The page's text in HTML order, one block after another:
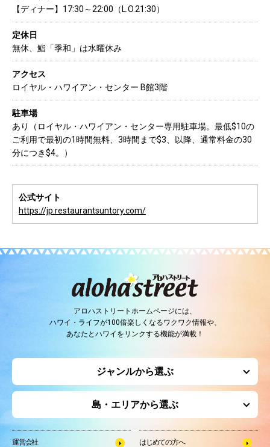
【ディナー】17:30～22:00（L.O.21:30）
定休日
無休、鮨「季和」は水曜休み
アクセス
ロイヤル・ハワイアン・センター B館3階
駐車場
あり（ロイヤル・ハワイアン・センター専用駐車場。最低$10の
ご利用で最初の1時間無料、3時間まで$3、以降、通常料金の30
分につき$4。）
公式サイト
https://jp.restaurantsuntory.com/
アロハストリートホームページには、
ハワイ・ライフが100倍楽しくなるワクワク情報や、
あなたとハワイをリンクする機能が満載！
ジャンルから選ぶ
島・エリアから選ぶ
運営会社 はじめての方へ